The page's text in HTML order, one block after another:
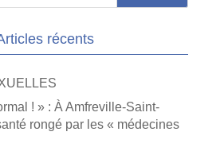
récents
! » : À Amfreville-Saint-
rongé par les « médecines